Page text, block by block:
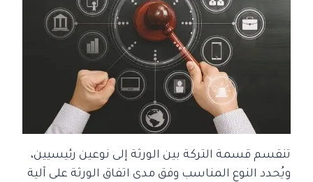
تنقسم قسمة التركة بين الورثة إلى نوعين رئيسيين،
ويُحدد النوع المناسب وفق مدى اتفاق الورثة على آلية